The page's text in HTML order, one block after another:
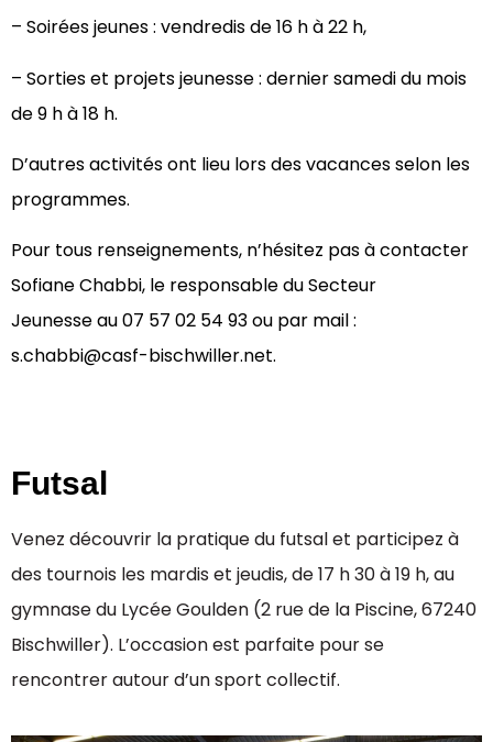
– Soirées jeunes : vendredis de 16 h à 22 h,
– Sorties et projets jeunesse : dernier samedi du mois
de 9 h à 18 h.
D’autres activités ont lieu lors des vacances selon les
programmes.
Pour tous renseignements, n’hésitez pas à contacter
Sofiane Chabbi, le responsable du Secteur
Jeunesseau 07 57 02 54 93 ou par mail :
s.chabbi@casf-bischwiller.net.
Futsal
Venez découvrir la pratique du futsal et participez à
des tournois les mardis et jeudis, de 17 h 30 à 19 h, au
gymnase du Lycée Goulden (2 rue de la Piscine, 67240
Bischwiller). L’occasion est parfaite pour se
rencontrer autour d’un sport collectif.